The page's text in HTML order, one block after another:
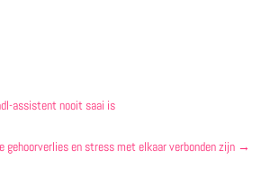
assistent nooit saai is
gehoorverlies en stress met elkaar verbonden zijn→